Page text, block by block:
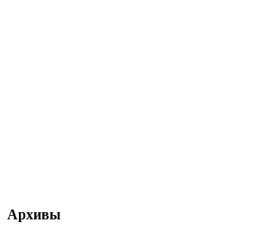
Архивы